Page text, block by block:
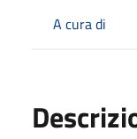
A cura di